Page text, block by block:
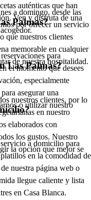
auténticas que han
Ven y disfruta de una
a domingo, desde las
por ofrecer un servicio
que nuestros clientes
memorable en cualquier
de nuestra hospitalidad.
Palmas?
para
el momento que desees
especialmente
asegurar una
o utilizar nuestro
Las Palmas?
nuestros clientes, por lo
en nuestro
elaborados con
los gustos. Nuestro
la opción que mejor se
a domicilio para
en la comodidad de
nuestra página web o
llegue caliente y lista
en Casa Blanca.